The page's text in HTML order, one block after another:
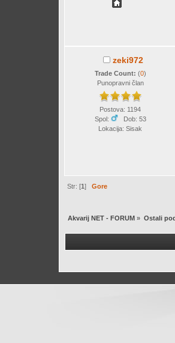
zeki972
Trade Count: (0)
Punopravni član
Postova: 1194
Spol:
Dob: 53
Lokacija: Sisak
Str: [1]Gore
Akvarij NET - FORUM » Ostali